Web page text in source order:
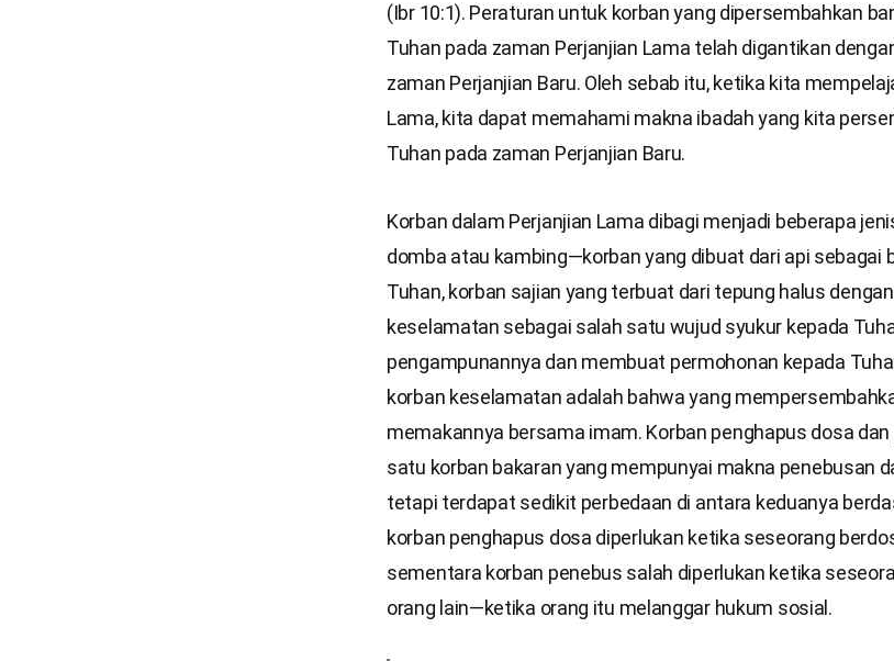
(Ibr 10:1). Peraturan untuk korban yang dipersembahkan
Tuhan pada zaman Perjanjian Lama telah digantikan
zaman Perjanjian Baru. Oleh sebab itu, ketika kita
Lama, kita dapat memahami makna ibadah yang kita
Tuhan pada zaman Perjanjian Baru.
Korban dalam Perjanjian Lama dibagi menjadi beberapa
domba atau kambing—korban yang dibuat dari api sebagai
Tuhan, korban sajian yang terbuat dari tepung halus
keselamatan sebagai salah satu wujud syukur kepada
pengampunannya dan membuat permohonan kepada
korban keselamatan adalah bahwa yang
memakannya bersama imam. Korban penghapus dosa
satu korban bakaran yang mempunyai makna penebusan
tetapi terdapat sedikit perbedaan di antara keduanya
korban penghapus dosa diperlukan ketika seseorang
sementara korban penebus salah diperlukan ketika
orang lain—ketika orang itu melanggar hukum sosial.